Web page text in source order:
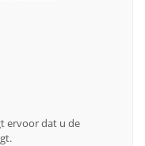
ervoor dat u de